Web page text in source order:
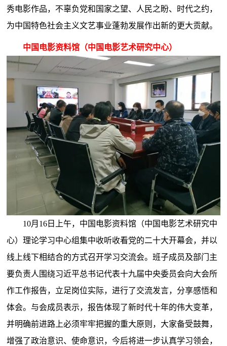
秀电影作品，不辜负党和国家之望、人民之盼、时代之约，
为中国特色社会主义文艺事业蓬勃发展作出新的更大贡献。
中国电影资料馆（中国电影艺术研究中心）
10月16日上午，中国电影资料馆（中国电影艺术研究中
心）理论学习中心组集中收听收看党的二十大开幕会，并以
线上线下相结合的方式召开学习交流会。班子成员及部门主
要负责人围绕习近平总书记代表十九届中央委员会向大会所
作工作报告，立足岗位实际，进行了交流发言，分享感悟和
体会。与会成员表示，报告体现了新时代十年的伟大变革，
并明确前进路上必须牢牢把握的重大原则，大家备受鼓舞，
增强了政治意识、使命意识，今后将进一步认真学习领会，